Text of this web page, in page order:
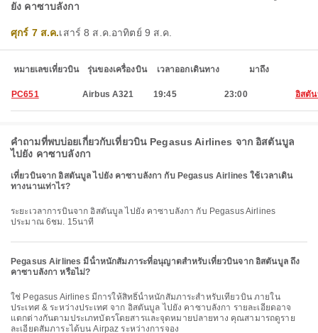
ยัง คาซาบลังกา
ศุกร์ 7 ส.ค.เสาร์ 8 ส.ค. อาทิตย์ 9 ส.ค.
หมายเลขเที่ยวบิน รุ่นของเครื่องบิน เวลาออกเดินทาง มาถึง
PC651 Airbus A321 19:45 23:00 อิสตั
คำถามที่พบบ่อยเกี่ยวกับเที่ยวบิน Pegasus Airlines จาก อิสตันบูล
ไปยัง คาซาบลังกา
เที่ยวบินจาก อิสตันบูล ไปยัง คาซาบลังกา กับ Pegasus Airlines ใช้เวลาเดิน
ทางนานเท่าไร?
ระยะเวลาการบินจาก อิสตันบูล ไปยัง คาซาบลังกา กับ Pegasus Airlines
ประมาณ 6ชม. 15นาที
Pegasus Airlines มีน้ําหนักสัมภาระที่อนุญาตสําหรับเที่ยวบินจาก อิสตันบูล ถึง
คาซาบลังกา หรือไม่?
ใช่ Pegasus Airlines มีการให้สิทธิ์น้ำหนักสัมภาระสำหรับเที่ยวบิน ภายใน
ประเทศ & ระหว่างประเทศ จาก อิสตันบูล ไปยัง คาซาบลังกา รายละเอียดอาจ
แตกต่างกันตามประเภทบัตรโดยสารและจุดหมายปลายทาง คุณสามารถดูราย
ละเอียดสัมภาระได้บน Airpaz ระหว่างการจอง